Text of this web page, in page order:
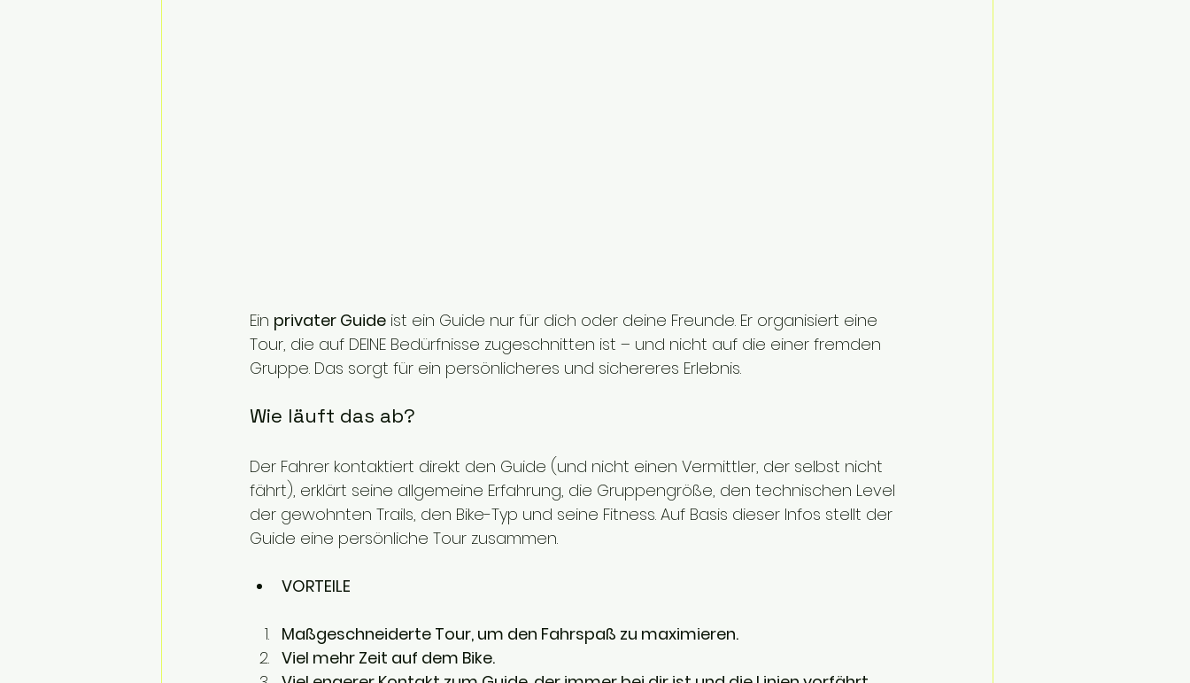
Ein privater Guide ist ein Guide nur für dich oder deine Freunde. Er organisiert eine
Tour, die auf DEINE Bedürfnisse zugeschnitten ist – und nicht auf die einer fremden
Gruppe. Das sorgt für ein persönlicheres und sichereres Erlebnis.
Wie läuft das ab?
Der Fahrer kontaktiert direkt den Guide (und nicht einen Vermittler, der selbst nicht
fährt), erklärt seine allgemeine Erfahrung, die Gruppengröße, den technischen Level
der gewohnten Trails, den Bike-Typ und seine Fitness. Auf Basis dieser Infos stellt der
Guide eine persönliche Tour zusammen.
VORTEILE
Maßgeschneiderte Tour, um den Fahrspaß zu maximieren.
Viel mehr Zeit auf dem Bike.